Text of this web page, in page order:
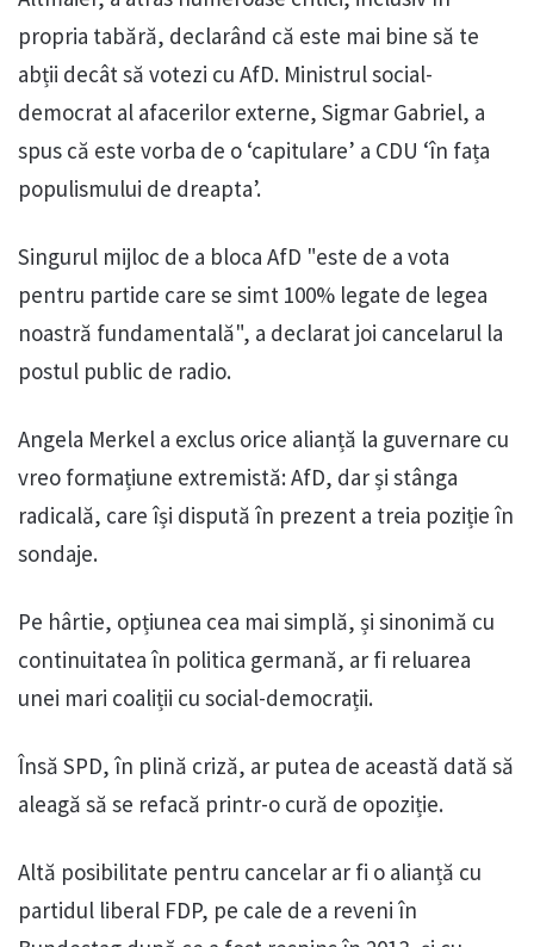
propria tabără, declarând că este mai bine să te
abții decât să votezi cu AfD. Ministrul social-
democrat al afacerilor externe, Sigmar Gabriel, a
spus că este vorba de o ‘capitulare’ a CDU ‘în fața
populismului de dreapta’.
Singurul mijloc de a bloca AfD "este de a vota
pentru partide care se simt 100% legate de legea
noastră fundamentală", a declarat joi cancelarul la
postul public de radio.
Angela Merkel a exclus orice alianță la guvernare cu
vreo formațiune extremistă: AfD, dar și stânga
radicală, care își dispută în prezent a treia poziție în
sondaje.
Pe hârtie, opțiunea cea mai simplă, și sinonimă cu
continuitatea în politica germană, ar fi reluarea
unei mari coaliții cu social-democrații.
Însă SPD, în plină criză, ar putea de această dată să
aleagă să se refacă printr-o cură de opoziție.
Altă posibilitate pentru cancelar ar fi o alianță cu
partidul liberal FDP, pe cale de a reveni în